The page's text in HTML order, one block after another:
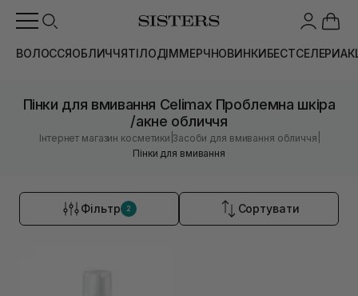
ВОЛОССЯОБЛИЧЧЯТІЛОДІММЕРЧНОВИНКИБЕСТСЕЛЕРИ
Пінки для вмивання Celimax Проблемна шкіра
/акне обличчя
Інтернет магазин косметики Засоби для вмивання обличчя
Пінки для вмивання
Фільтр 2 Сортувати